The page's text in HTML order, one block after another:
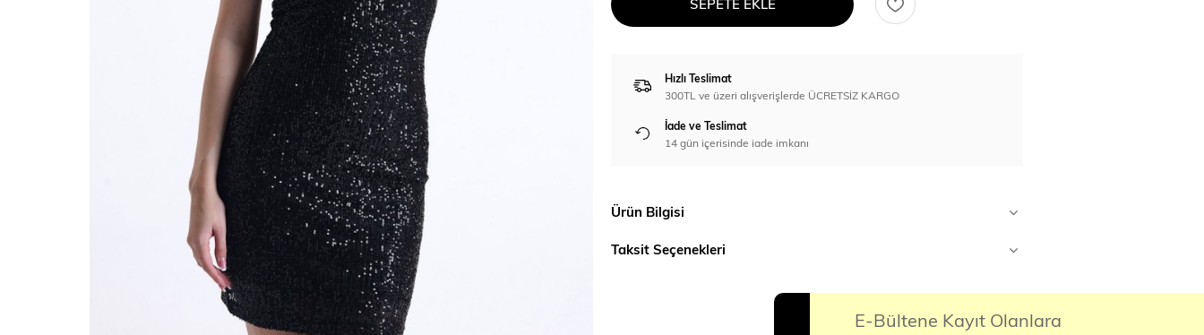
SEPETE EKLE
Hızlı Teslimat
300TL ve üzeri alışverişlerde ÜCRETSİZ KARGO
İade ve Teslimat
14 gün içerisinde iade imkanı
Ürün Bilgisi
Taksit Seçenekleri
E-Bültene Kayıt Olanlara